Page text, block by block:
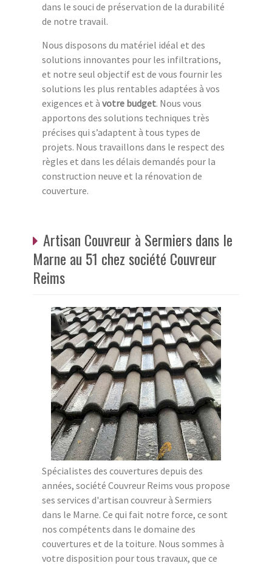
dans le souci de préservation de la durabilité
de notre travail.
Nous disposons du matériel idéal et des
solutions innovantes pour les infiltrations,
et notre seul objectif est de vous fournir les
solutions les plus rentables adaptées à vos
exigences et à votre budget. Nous vous
apportons des solutions techniques très
précises qui s’adaptent à tous types de
projets. Nous travaillons dans le respect des
règles et dans les délais demandés pour la
construction neuve et la rénovation de
couverture.
Artisan Couvreur à Sermiers dans le
Marne au 51 chez société Couvreur
Reims
Spécialistes des couvertures depuis des
années, société Couvreur Reims vous propose
ses services d'artisan couvreur à Sermiers
dans le Marne. Ce qui fait notre force, ce sont
nos compétents dans le domaine des
couvertures et de la toiture. Nous sommes à
votre disposition pour tous travaux, que ce